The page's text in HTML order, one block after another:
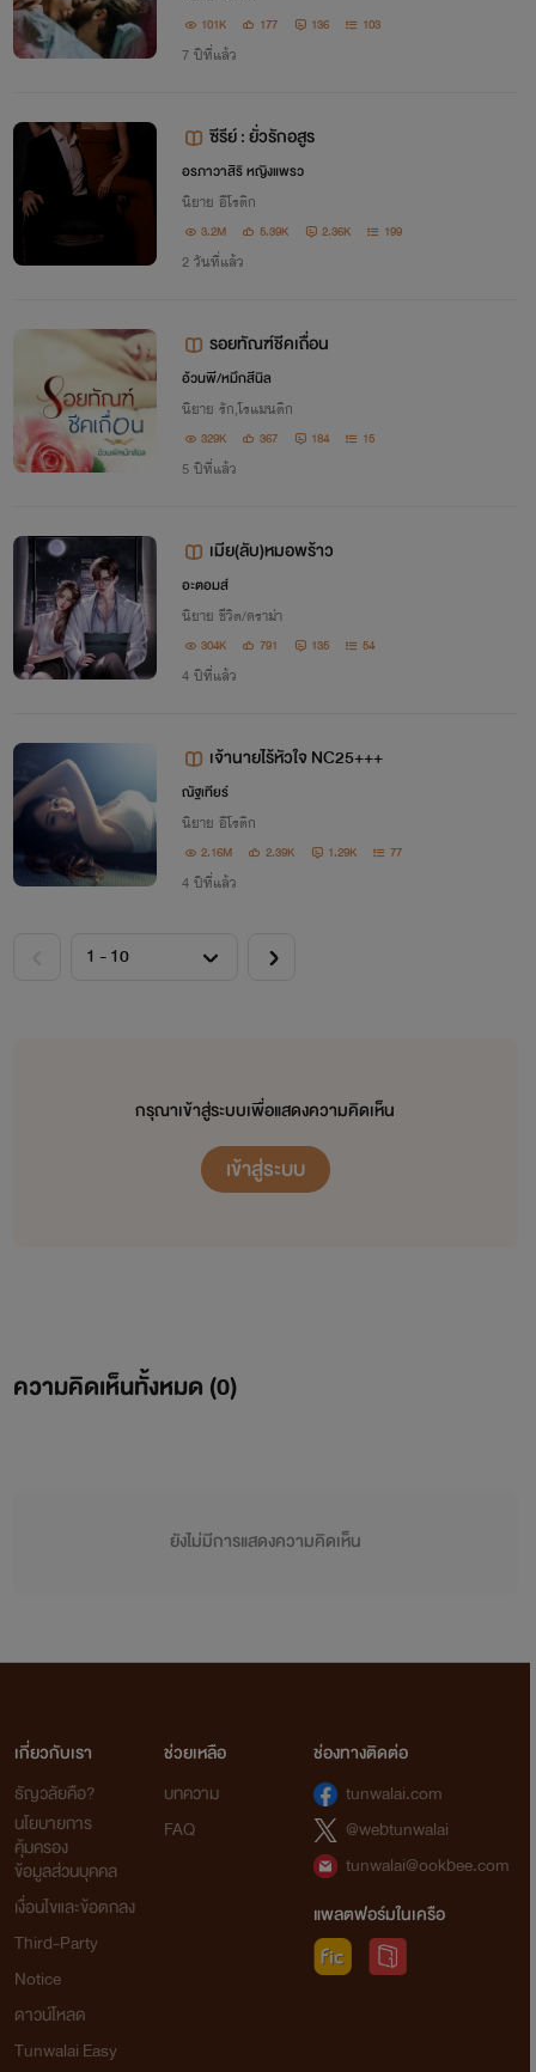
101K 177 136 103
7 ปีที่แล้ว
ซีรีย์ : ยั่วรักอสูร
อรภาวาสิริ หญิงแพรว
นิยาย อีโรติก
3.2M 5.39K 2.36K 199
2 วันที่แล้ว
รอยทัณฑ์ชีคเถื่อน
อ้วนพี/หมึกสีนิล
นิยาย รัก,โรแมนติก
329K 367 184 15
5 ปีที่แล้ว
เมีย(ลับ)หมอพร้าว
อะตอมส์
นิยาย ชีวิต/ดราม่า
304K 791 135 54
4 ปีที่แล้ว
เจ้านายไร้หัวใจ NC25+++
ณัฐเทียร์
นิยาย อีโรติก
2.16M 2.39K 1.29K 77
4 ปีที่แล้ว
กรุณาเข้าสู่ระบบเพื่อแสดงความคิดเห็น
เข้าสู่ระบบ
ความคิดเห็นทั้งหมด (0)
ยังไม่มีการแสดงความคิดเห็น
เกี่ยวกับเรา
ธัญวลัยคือ?
นโยบายการ
คุ้มครอง
ข้อมูลส่วนบุคคล
เงื่อนไขและข้อตกลง
Third-Party
Notice
ดาวน์โหลด
Tunwalai Easy
ช่วยเหลือ
บทความ
FAQ
ช่องทางติดต่อ
tunwalai.com
@webtunwalai
tunwalai@ookbee.com
แพลตฟอร์มในเครือ